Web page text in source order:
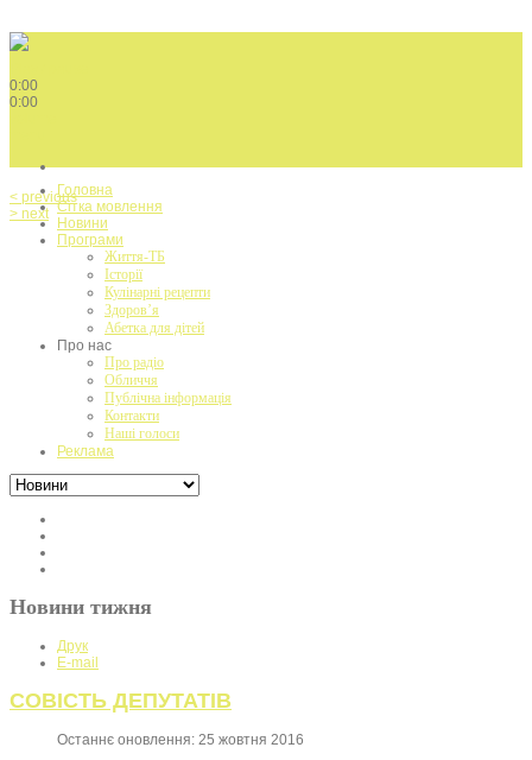
0:00
0:00
< previous
> next
Головна
Сітка мовлення
Новини
Програми
Життя-ТБ
Історії
Кулінарні рецепти
Здоров’я
Абетка для дітей
Про нас
Про радіо
Обличчя
Публічна інформація
Контакти
Наші голоси
Реклама
Новини тижня
Друк
E-mail
СОВІСТЬ ДЕПУТАТІВ
Останнє оновлення: 25 жовтня 2016